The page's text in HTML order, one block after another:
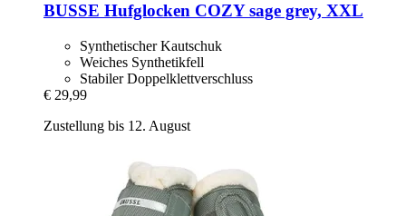
BUSSE Hufglocken COZY sage grey, XXL
Synthetischer Kautschuk
Weiches Synthetikfell
Stabiler Doppelklettverschluss
€ 29,99
Zustellung bis 12. August